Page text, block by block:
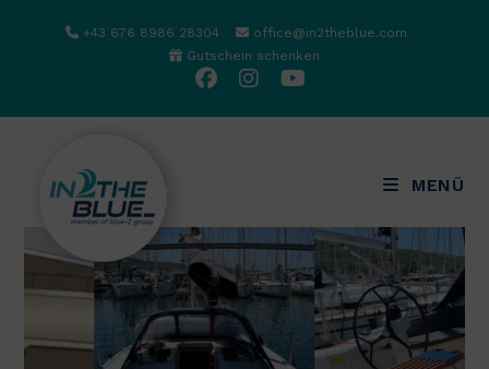
+43 676 8986 28304
office@in2theblue.com
Gutschein schenken
MENÜ